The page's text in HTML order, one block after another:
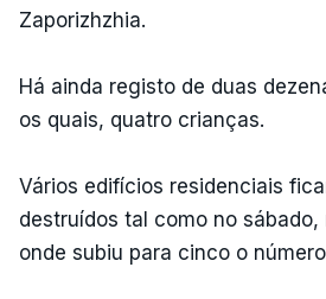
Zaporizhzhia.
Há ainda registo de duas
os quais, quatro crianças.
Vários edifícios residenciais
destruídos tal como no sábado,
onde subiu para cinco o